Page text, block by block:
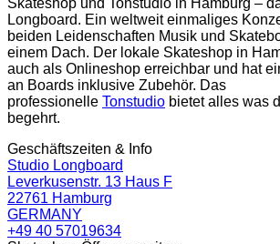
Skateshop und Tonstudio in Hamburg –
Longboard. Ein weltweit einmaliges
beiden Leidenschaften Musik und
einem Dach. Der lokale Skateshop in
auch als Onlineshop erreichbar und hat
an Boards inklusive Zubehör. Das
professionelle Tonstudio bietet alles was
begehrt.
Geschäftszeiten & Info
Studio Longboard
Leverkusenstr. 13 Haus F
22761 Hamburg
GERMANY
+49 40 57019634